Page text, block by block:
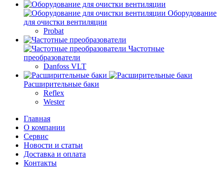
Оборудование
для очистки вентиляции
Probat
Частотные
преобразователи
Danfoss VLT
Расширительные баки
Reflex
Wester
Главная
О компании
Сервис
Новости и статьи
Доставка и оплата
Контакты